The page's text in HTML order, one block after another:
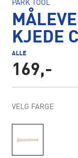
PARK TOOL
KJEDE
ALLE
169,-
VELG FARGE